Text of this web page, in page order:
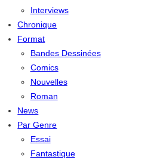
Interviews
Chronique
Format
Bandes Dessinées
Comics
Nouvelles
Roman
News
Par Genre
Essai
Fantastique